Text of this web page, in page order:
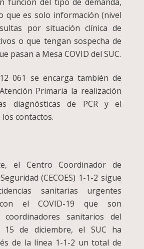
que es solo información (nivel
por situación clínica de
o que tengan sospecha de
pasan a Mesa COVID del SUC.
061 se encarga también de
Primaria la realización
diagnósticas de PCR y el
contactos.
el Centro Coordinador de
(CECOES) 1-1-2 sigue
sanitarias urgentes
con el COVID-19 que son
sanitarios del
15 de diciembre, el SUC ha
de la línea 1-1-2 un total de